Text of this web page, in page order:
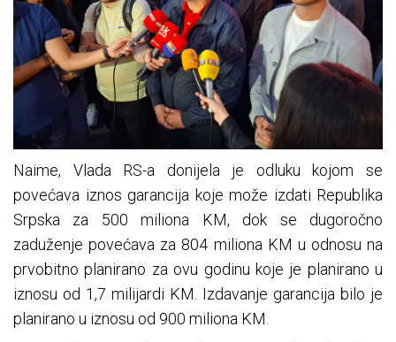
Naime, Vlada RS-a donijela je odluku kojom se
povećava iznos garancija koje može izdati Republika
Srpska za 500 miliona KM, dok se dugoročno
zaduženje povećava za 804 miliona KM u odnosu na
prvobitno planirano za ovu godinu koje je planirano u
iznosu od 1,7 milijardi KM. Izdavanje garancija bilo je
planirano u iznosu od 900 miliona KM.